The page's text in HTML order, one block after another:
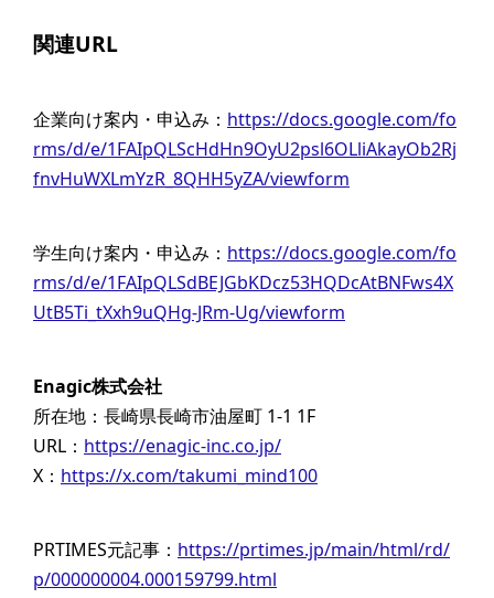
関連URL
企業向け案内・申込み： https://docs.google.com/fo
rms/d/e/1FAIpQLScHdHn9OyU2psl6OLliAkayOb2Rj
fnvHuWXLmYzR_8QHH5yZA/viewform
学生向け案内・申込み： https://docs.google.com/fo
rms/d/e/1FAIpQLSdBEJGbKDcz53HQDcAtBNFws4X
UtB5Ti_tXxh9uQHg-JRm-Ug/viewform
Enagic株式会社
所在地：長崎県長崎市油屋町 1-1 1F
URL： https://enagic-inc.co.jp/
X： https://x.com/takumi_mind100
PRTIMES元記事： https://prtimes.jp/main/html/rd/
p/000000004.000159799.html